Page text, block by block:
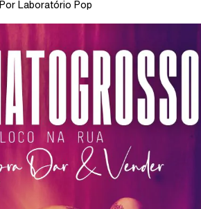
Por Laboratório Pop